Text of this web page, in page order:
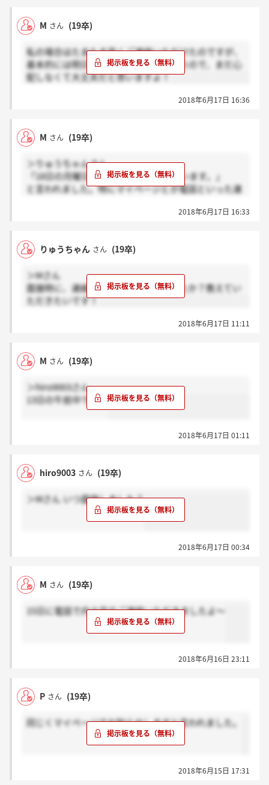
M さん (19卒)
私の場合はたまたま早くご連絡いただけたのですが、
基本的には明日以降に連絡が来ると思うので、まだ心
配しなくて大丈夫だと思いますよ！
2018年6月17日 16:36
M さん (19卒)
＞りゅうちゃんさん
「18日の月曜日頃には連絡できると思います。」
と言われました。特にマイページとか電話といった連
2018年6月17日 16:33
りゅうちゃん さん (19卒)
＞Mさん
面接時に、連絡方法は何と言われましたか？教えてい
ただきたいです！
2018年6月17日 11:11
M さん (19卒)
＞hiro9003さん
13日の午前中です。
2018年6月17日 01:11
hiro9003 さん (19卒)
＞Mさん いつ面接しました？
2018年6月17日 00:34
M さん (19卒)
15日に電話で内々定のご連絡いただきましたよ～
2018年6月16日 23:11
P さん (19卒)
同じくマイページでお知らせしますと言われました。
2018年6月15日 17:31